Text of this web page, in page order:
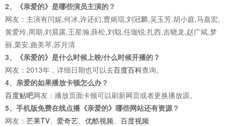
2、《亲爱的》是哪些演员主演的？
网友：主演有闫妮,何冰,许还幻,曹炳琨,刘冠麟,吴玉芳,胡小庭,马嘉宏,
黄爱玲,周期,刘晨露,王星瀚,薛松,刘聪,任珈锐,扎西,吉晓龙,赵广斌,梦
丽,栗安,曲美琴,苏月清
3、《亲爱的》是什么时候上映/什么时候开播的？
网友：2013年，详细日期也可以去百度百科查询。
4、亲爱的如果播放卡顿怎么办？
百度贴吧网友：播放页面卡顿可以刷新网页或者更换播放源。
5、手机版免费在线点播《亲爱的》哪些网站还有资源？
网友： 芒果TV 爱奇艺 优酷视频
百度视频